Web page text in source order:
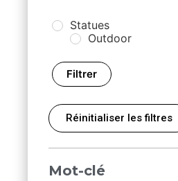
Statues
Outdoor
Filtrer
Réinitialiser les filtres
Mot-clé